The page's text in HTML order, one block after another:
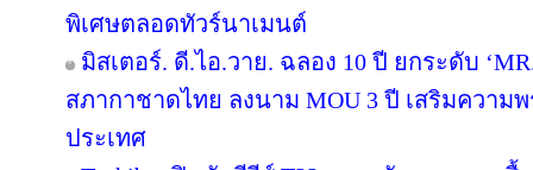
พิเศษตลอดทัวร์นาเมนต์
มิสเตอร์. ดี.ไอ.วาย. ฉลอง 10 ปี ยกระดับ
สภากาชาดไทย ลงนาม MOU 3 ปี เสริมความ
ประเทศ